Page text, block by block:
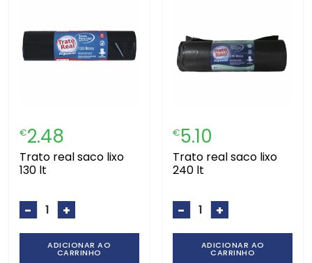
€2.48
trato real saco lixo
130 lt
- +
ADICIONAR AO
CARRINHO
€5.10
trato real saco lixo
240 lt
- +
ADICIONAR AO
CARRINHO